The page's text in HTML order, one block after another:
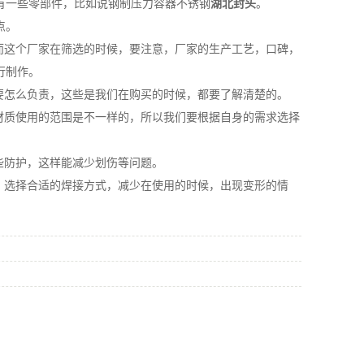
些零部件，比如说钢制压力容器不锈钢湖北封头。
个厂家在筛选的时候，要注意，厂家的生产工艺，口碑，
作。
负责，这些是我们在购买的时候，都要了解清楚的。
用的范围是不一样的，所以我们要根据自身的需求选择
，这样能减少划伤等问题。
合适的焊接方式，减少在使用的时候，出现变形的情